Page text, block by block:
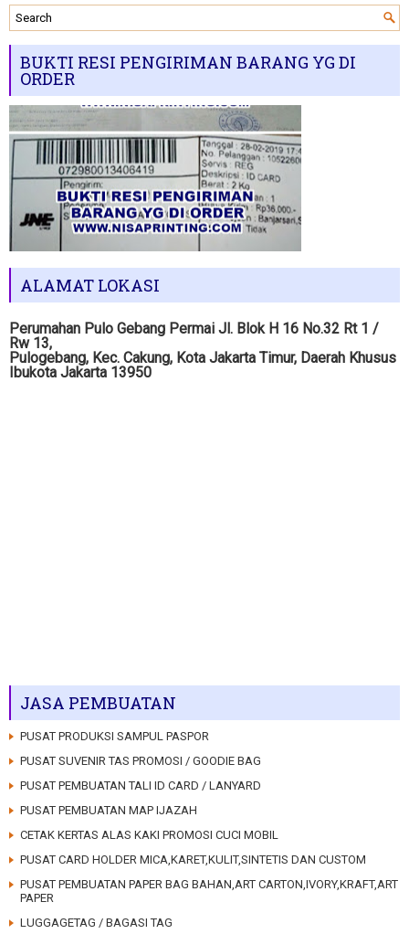
BUKTI RESI PENGIRIMAN BARANG YG DI
ORDER
ALAMAT LOKASI
Perumahan Pulo Gebang Permai Jl. Blok H 16 No.32 Rt 1 /
Rw 13,
Pulogebang, Kec. Cakung, Kota Jakarta Timur, Daerah Khusus
Ibukota Jakarta 13950
JASA PEMBUATAN
PUSAT PRODUKSI SAMPUL PASPOR
PUSAT SUVENIR TAS PROMOSI / GOODIE BAG
PUSAT PEMBUATAN TALI ID CARD / LANYARD
PUSAT PEMBUATAN MAP IJAZAH
CETAK KERTAS ALAS KAKI PROMOSI CUCI MOBIL
PUSAT CARD HOLDER MICA,KARET,KULIT,SINTETIS DAN CUSTOM
PUSAT PEMBUATAN PAPER BAG BAHAN,ART CARTON,IVORY,KRAFT,ART
PAPER
LUGGAGETAG / BAGASI TAG